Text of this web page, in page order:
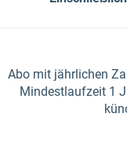
Abo mit jährlichen
Mindestlaufzeit 1